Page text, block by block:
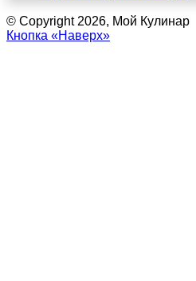
© Copyright 2026, Мой Кулинар
Кнопка «Наверх»